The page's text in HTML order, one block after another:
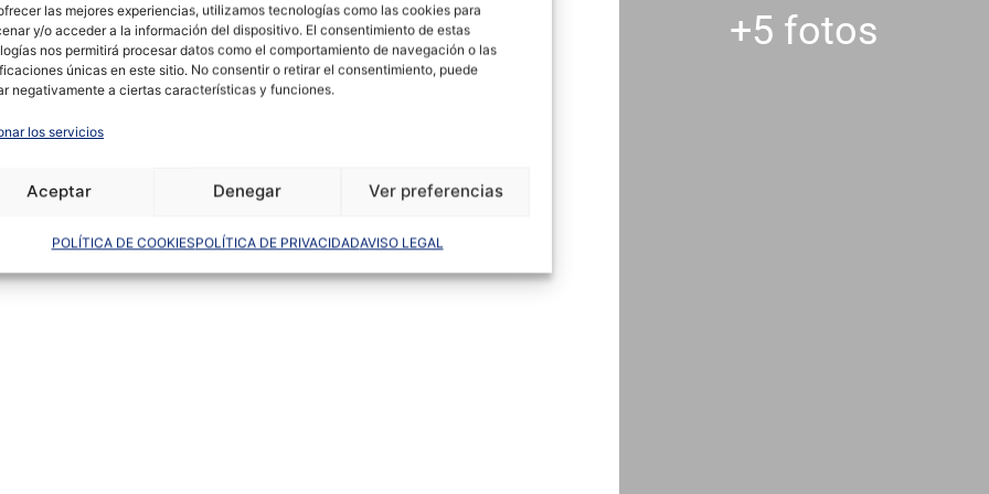
las mejores experiencias, utilizamos tecnologías como las cookies para
y/o acceder a la información del dispositivo. El consentimiento de estas
nos permitirá procesar datos como el comportamiento de navegación o las
únicas en este sitio. No consentir o retirar el consentimiento, puede
negativamente a ciertas características y funciones.
los servicios
Aceptar Denegar Ver preferencias
POLÍTICA DE COOKIESPOLÍTICA DE PRIVACIDADAVISO LEGAL
+5 fotos